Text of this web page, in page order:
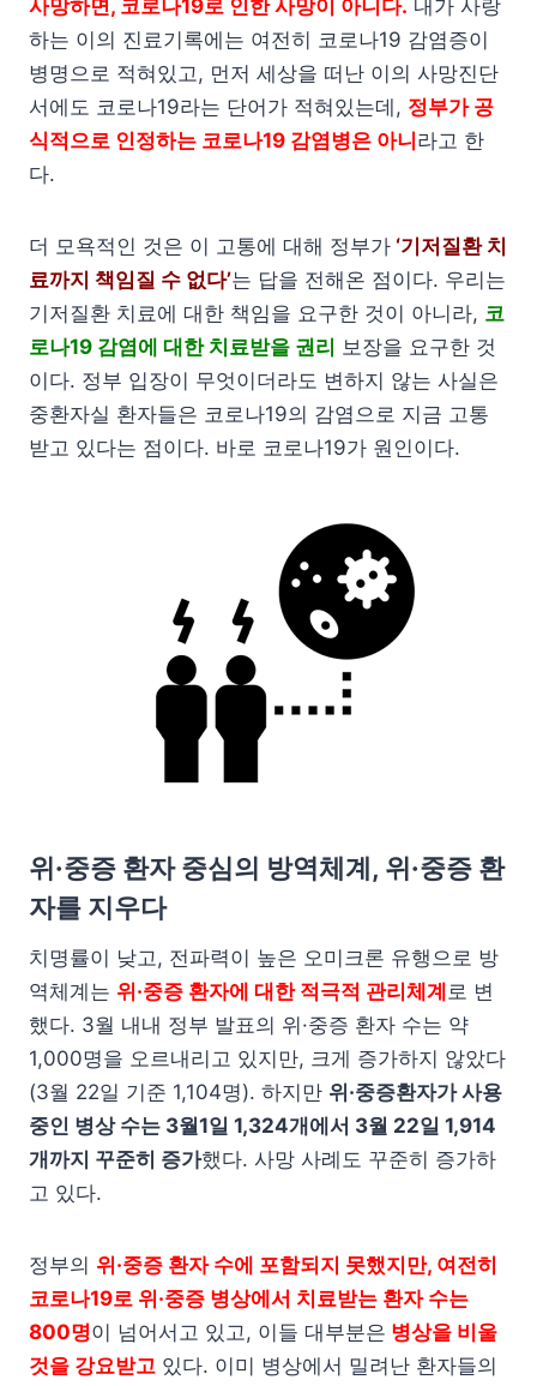
사망하면, 코로나19로 인한 사망이 아니다. 내가 사랑
하는 이의 진료기록에는 여전히 코로나19 감염증이
병명으로 적혀있고, 먼저 세상을 떠난 이의 사망진단
서에도 코로나19라는 단어가 적혀있는데, 정부가 공
식적으로 인정하는 코로나19 감염병은 아니 라고 한
다.
더 모욕적인 것은 이 고통에 대해 정부가 ‘기저질환 치
료까지 책임질 수 없다’는 답을 전해온 점이다. 우리는
기저질환 치료에 대한 책임을 요구한 것이 아니라, 코
로나19 감염에 대한 치료받을 권리 보장을 요구한 것
이다. 정부 입장이 무엇이더라도 변하지 않는 사실은
중환자실 환자들은 코로나19의 감염으로 지금 고통
받고 있다는 점이다. 바로 코로나19가 원인이다.
위·중증 환자 중심의 방역체계, 위·중증 환
자를 지우다
치명률이 낮고, 전파력이 높은 오미크론 유행으로 방
역체계는 위·중증 환자에 대한 적극적 관리체계 로 변
했다. 3월 내내 정부 발표의 위·중증 환자 수는 약
1,000명을 오르내리고 있지만, 크게 증가하지 않았다
(3월 22일 기준 1,104명). 하지만 위·중증환자가 사용
중인 병상 수는 3월1일 1,324개에서 3월 22일 1,914
개까지 꾸준히 증가했다. 사망 사례도 꾸준히 증가하
고 있다.
정부의 위·중증 환자 수에 포함되지 못했지만, 여전히
코로나19로 위·중증 병상에서 치료받는 환자 수는
800명이 넘어서고 있고, 이들 대부분은 병상을 비울
것을 강요받고 있다. 이미 병상에서 밀려난 환자들의